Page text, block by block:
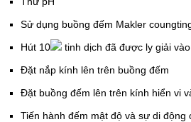
Sử dụng buồng đếm Makler
Hút 10
tinh dịch đã được ly giải
Đặt nắp kính lên trên buồng đếm
Đặt buồng đếm lên trên kính hiển vi
Tiến hành đếm mật độ và sự di động